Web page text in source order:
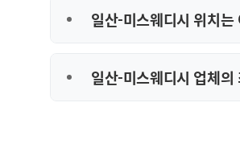
일산-미스웨디시 위치는
일산-미스웨디시 업체